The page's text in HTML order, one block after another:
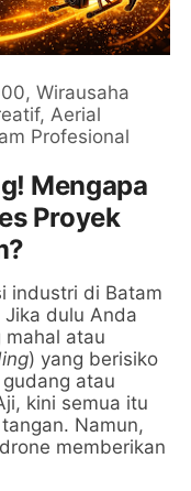
Wirausaha
Aerial
Profesional
Mengapa
Proyek
industri di Batam
dulu Anda
mahal atau
) yang berisiko
atau
kini semua itu
Namun,
memberikan